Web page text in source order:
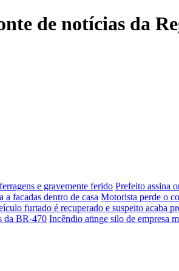
de notícias da
e gravemente ferido Prefeito assina
a facadas dentro de casa Motorista perde o
furtado é recuperado e suspeito acaba
da BR-470 Incêndio atinge silo de empresa